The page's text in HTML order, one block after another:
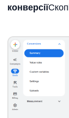
конверсії